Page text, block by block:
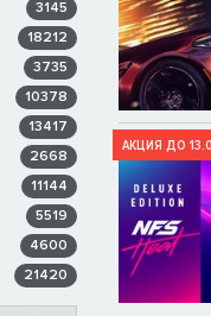
3145
18212
3735
10378
13417
2668
11144
5519
4600
21420
АКЦИЯ ДО